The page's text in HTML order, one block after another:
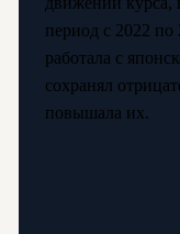
период с 2022 по
работала с
сохранял
повышала их.